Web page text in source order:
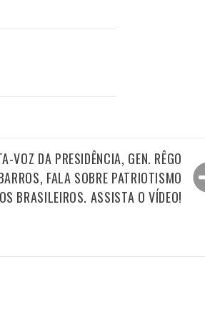
VOZ DA PRESIDÊNCIA, GEN. RÊGO
FALA SOBRE PATRIOTISMO
BRASILEIROS. ASSISTA O VÍDEO!